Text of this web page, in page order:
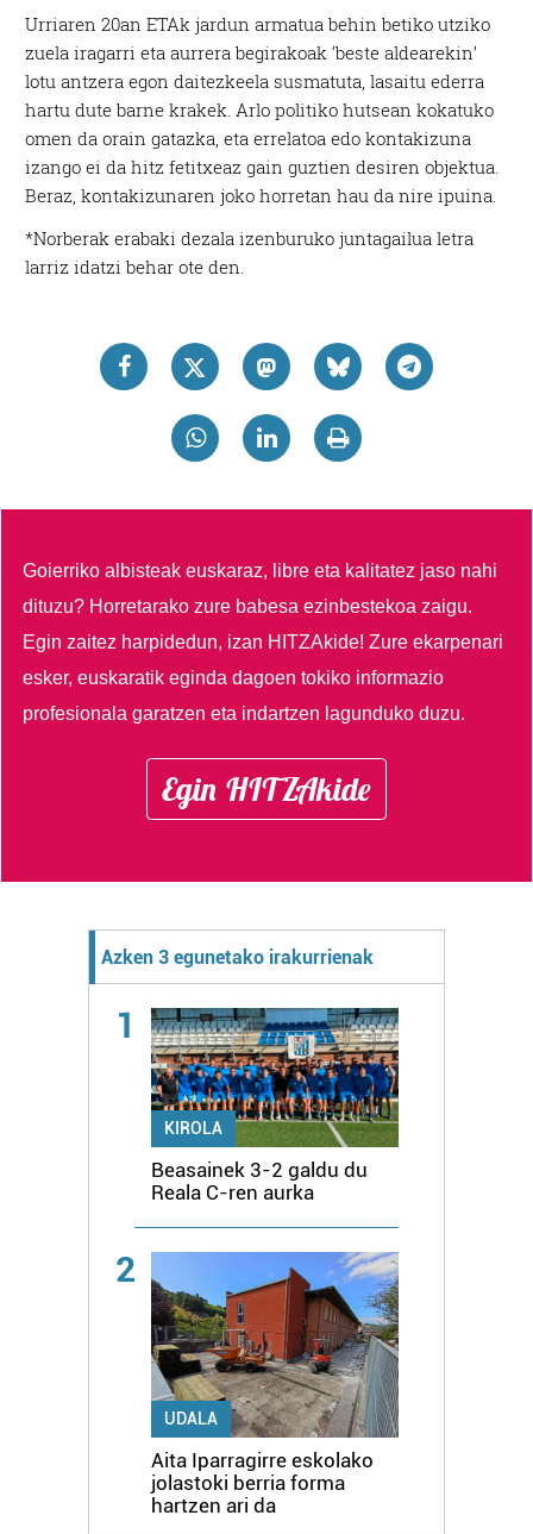
Urriaren 20an ETAk jardun armatua behin betiko utziko
zuela iragarri eta aurrera begirakoak ‘beste aldearekin’
lotu antzera egon daitezkeela susmatuta, lasaitu ederra
hartu dute barne krakek. Arlo politiko hutsean kokatuko
omen da orain gatazka, eta errelatoa edo kontakizuna
izango ei da hitz fetitxeaz gain guztien desiren objektua.
Beraz, kontakizunaren joko horretan hau da nire ipuina.
*Norberak erabaki dezala izenburuko juntagailua letra
larriz idatzi behar ote den.
Goierriko albisteak euskaraz, libre eta kalitatez jaso nahi
dituzu? Horretarako zure babesa ezinbestekoa zaigu.
Egin zaitez harpidedun, izan HITZAkide!Zure ekarpenari
esker, euskaratik eginda dagoen tokiko informazio
profesionala garatzen eta indartzen lagunduko duzu.
Egin HITZAkide
Azken 3 egunetako irakurrienak
1
KIROLA
Beasainek 3-2 galdu du
Reala C-ren aurka
2
UDALA
Aita Iparragirre eskolako
jolastoki berria forma
hartzen ari da